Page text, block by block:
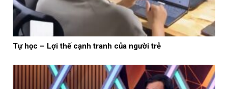
Tự học – Lợi thế cạnh tranh của người trẻ